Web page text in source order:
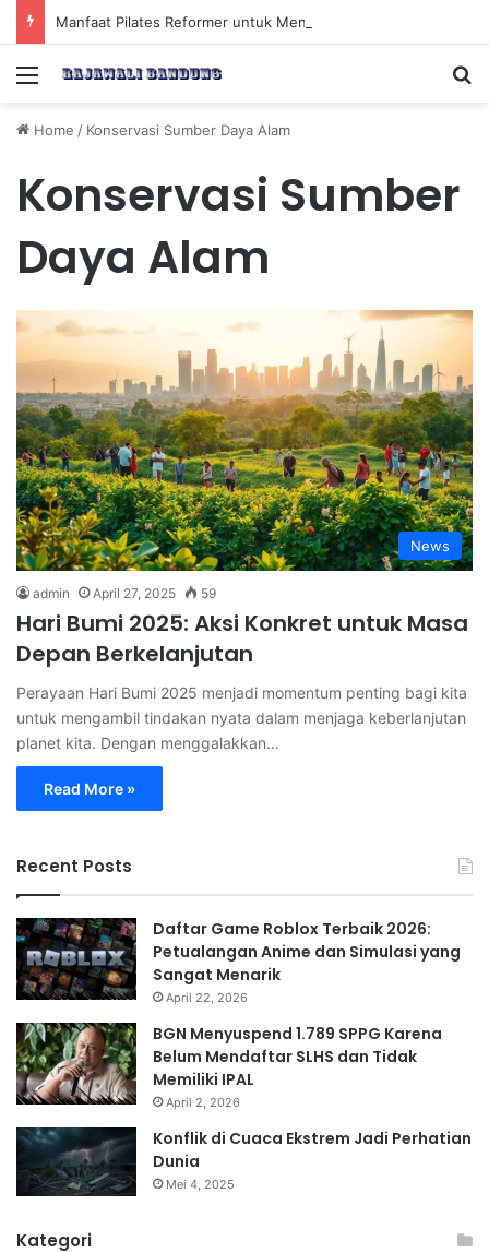
Menu
Home / Konservasi Sumber Daya Alam
Konservasi Sumber
Daya Alam
News
admin April 27, 2025 59
Hari Bumi 2025: Aksi Konkret untuk Masa
Depan Berkelanjutan
Perayaan Hari Bumi 2025 menjadi momentum penting bagi kita
untuk mengambil tindakan nyata dalam menjaga keberlanjutan
planet kita. Dengan menggalakkan…
Read More »
Recent Posts
Daftar Game Roblox Terbaik 2026:
Petualangan Anime dan Simulasi yang
Sangat Menarik
April 22, 2026
BGN Menyuspend 1.789 SPPG Karena
Belum Mendaftar SLHS dan Tidak
Memiliki IPAL
April 2, 2026
Konflik di Cuaca Ekstrem Jadi Perhatian
Dunia
Mei 4, 2025
Kategori